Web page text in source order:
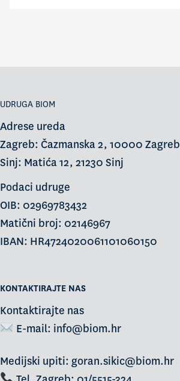
UDRUGA BIOM
Adrese ureda
Zagreb: Čazmanska 2, 10000 Zagreb
Sinj: Matića 12, 21230 Sinj
Podaci udruge
OIB: 02969783432
Matični broj: 02146967
IBAN: HR4724020061101060150
KONTAKTIRAJTE NAS
Kontaktirajte nas
E-mail: info@biom.hr
Medijski upiti: goran.sikic@biom.hr